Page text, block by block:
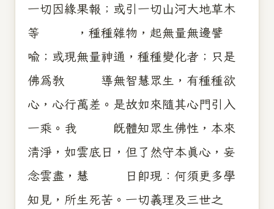
一切因緣果報；或引一切山河大地草木
等 ，種種雜物，起無量無邊譬
喻；或現無量神通，種種變化者；只是
佛為教 導無智慧眾生，有種種欲
心，心行萬差。是故如來隨其心門引入
一乘。我 既體知眾生佛性，本來
清淨，如雲底日，但了然守本真心，妄
念雲盡，慧 日即現：何須更多學
知見，所生死苦。一切義理及三世之